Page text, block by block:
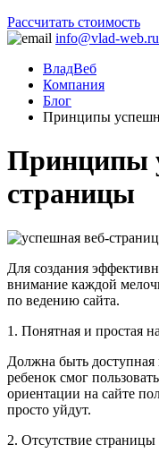
Рассчитать стоимость
info@vlad-web.ru
ВладВеб
Компания
Блог
Принципы
Принципы
страницы
Для создания
внимание каждой
по ведению сайта.
1. Понятная и простая
Должна быть
ребенок смог
ориентации на сайте
просто уйдут.
2. Отсутствие